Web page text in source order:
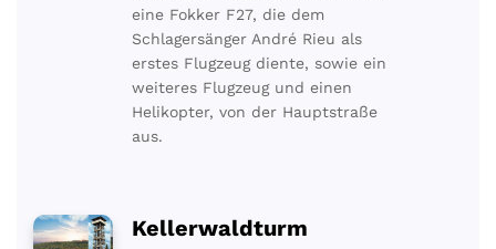
eine Fokker F27, die dem
Schlagersänger André Rieu als
erstes Flugzeug diente, sowie ein
weiteres Flugzeug und einen
Helikopter, von der Hauptstraße
aus.
Kellerwaldturm